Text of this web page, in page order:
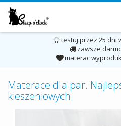
testuj przez 25 dni
zawsze
materac
Przejdź
do
treści
Materace dla par.
kieszeniowych.